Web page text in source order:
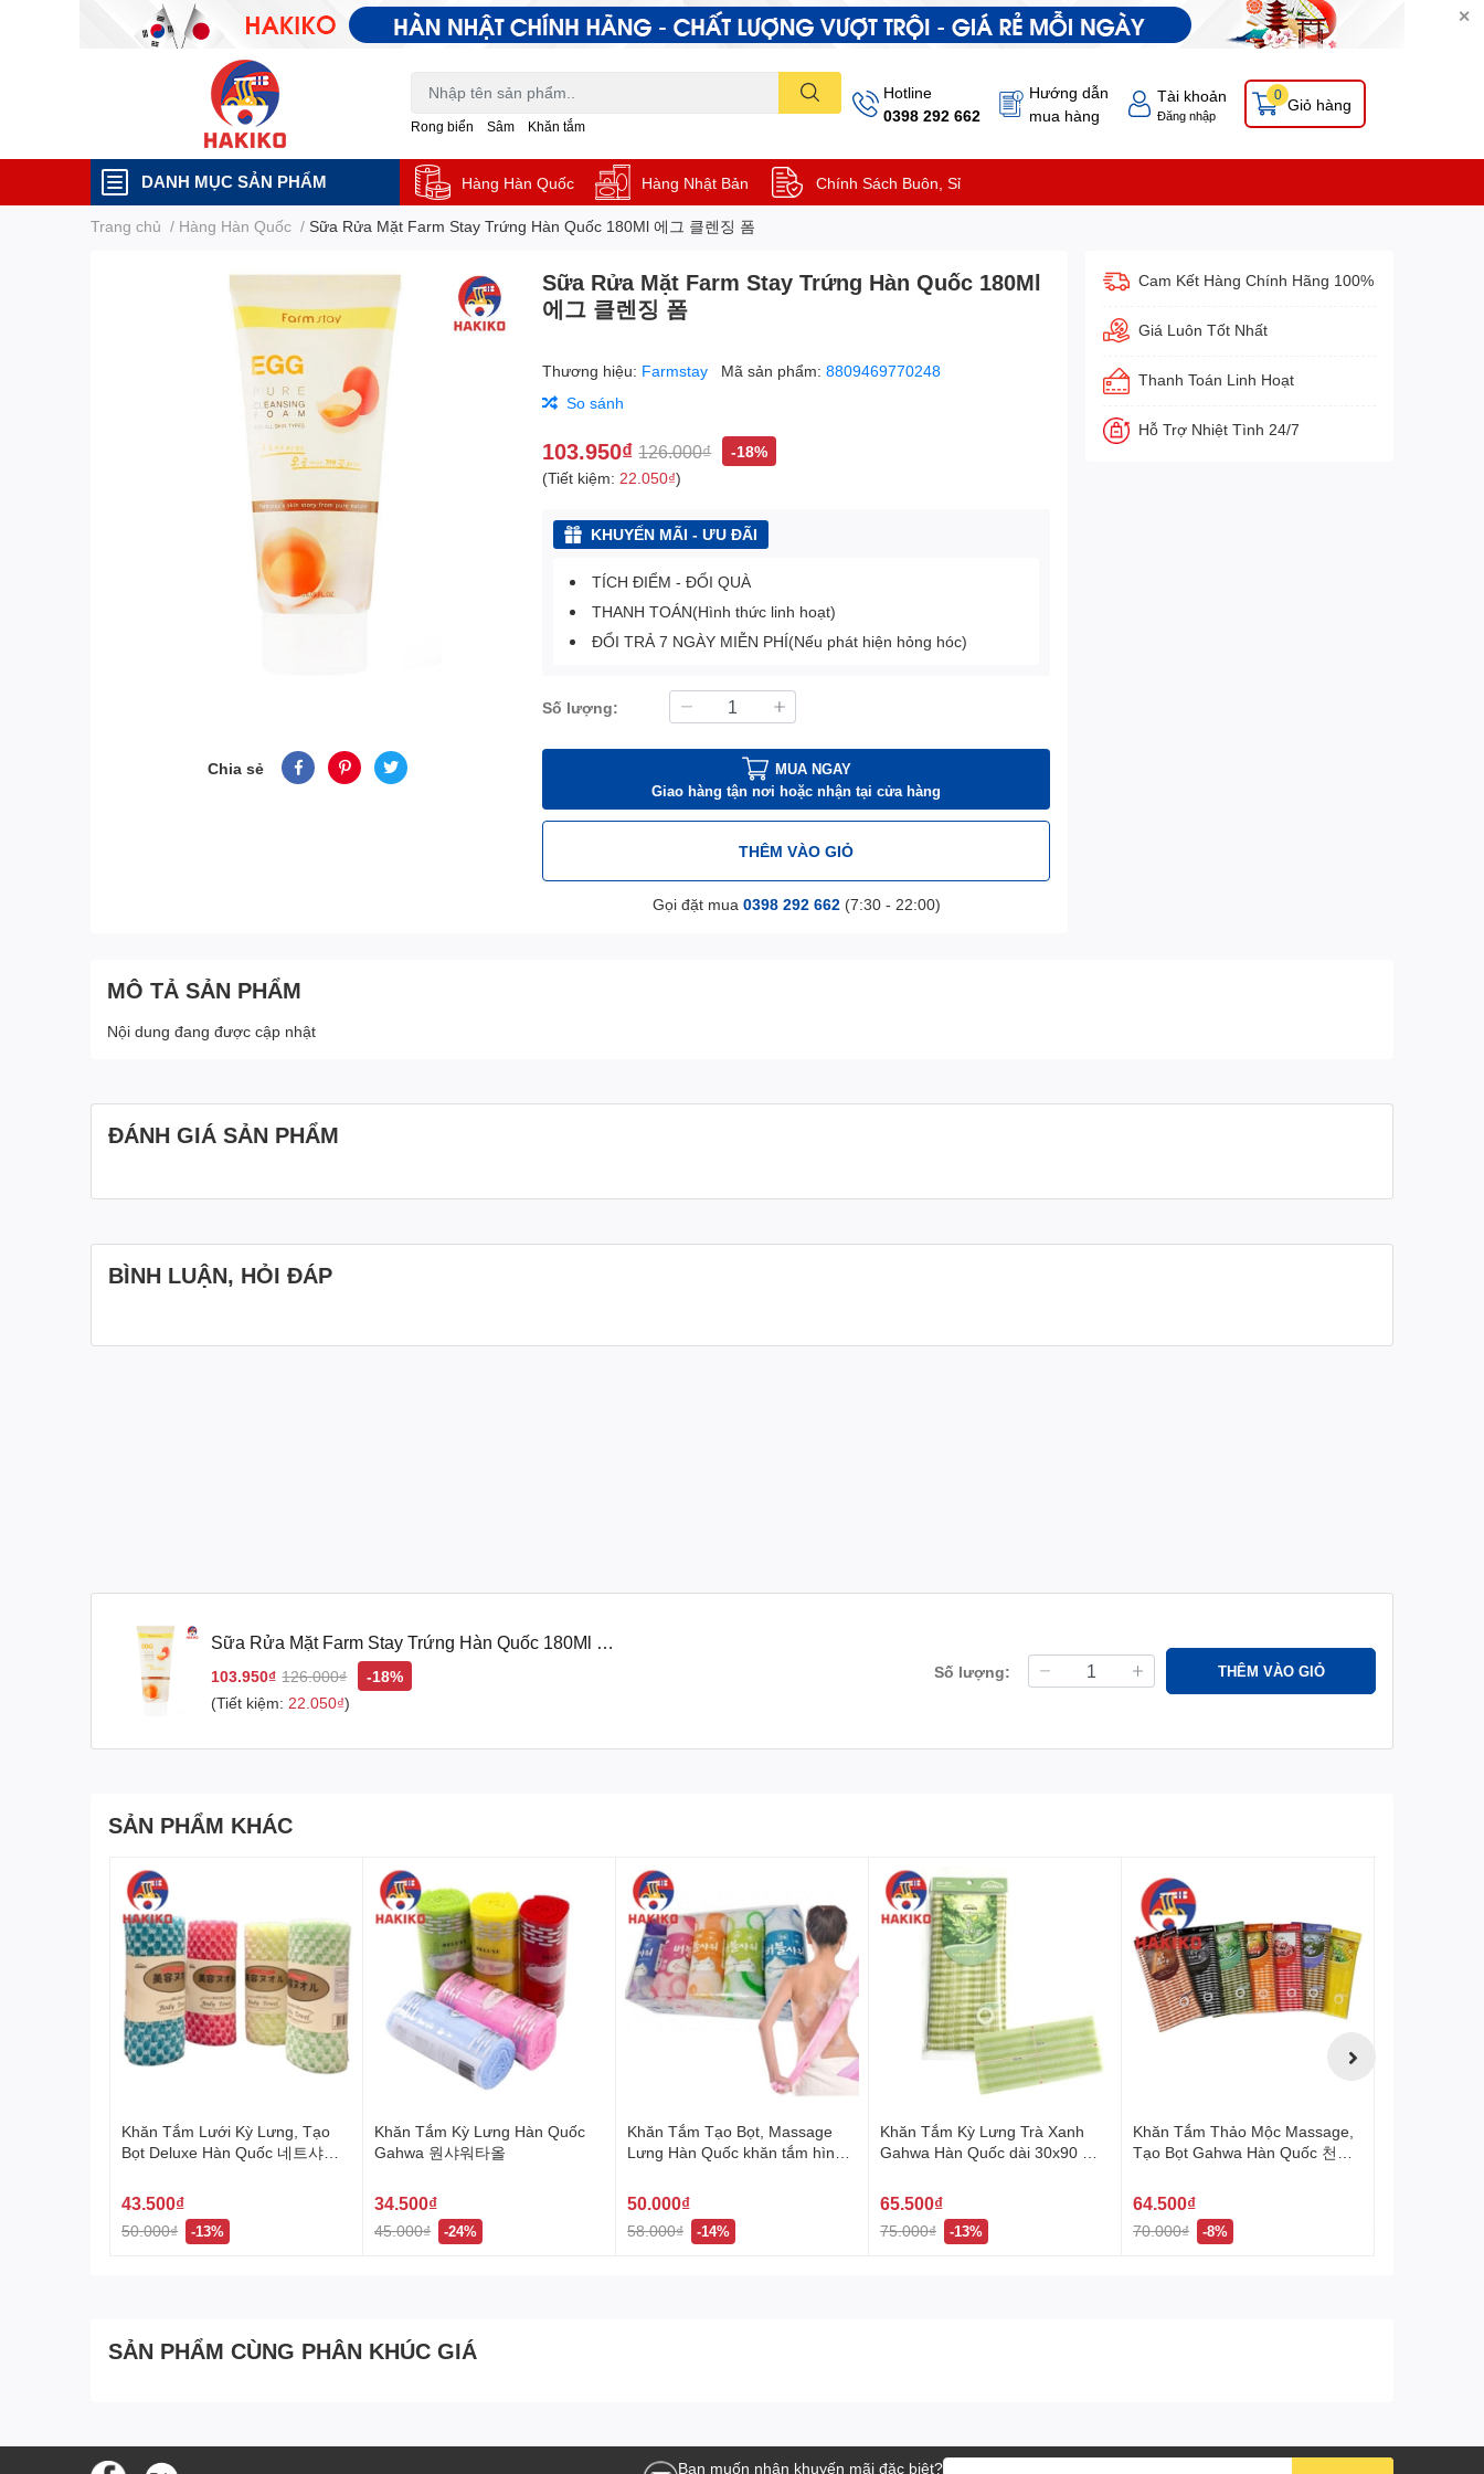
✕
Rong biển Sâm Khăn tắm
Hotline
0398 292 662
Hướng dẫn
mua hàng
Tài khoản
Đăng nhập
Giỏ hàng
0
DANH MỤC SẢN PHẨM Hàng Hàn Quốc Hàng Nhật Bản Chính Sách Buôn, Sỉ
Trang chủ / Hàng Hàn Quốc / Sữa Rửa Mặt Farm Stay Trứng Hàn Quốc 180Ml 에그 클렌징 폼
Chia sẻ
Sữa Rửa Mặt Farm Stay Trứng Hàn Quốc 180Ml
에그 클렌징 폼
Thương hiệu: Farmstay Mã sản phẩm:8809469770248
So sánh
103.950₫ 126.000₫
-18%
(Tiết kiệm: 22.050₫)
KHUYẾN MÃI - ƯU ĐÃI
TÍCH ĐIỂM - ĐỔI QUÀ
THANH TOÁN(Hình thức linh hoạt)
ĐỔI TRẢ 7 NGÀY MIỄN PHÍ(Nếu phát hiện hỏng hóc)
Số lượng:
MUA NGAY
Giao hàng tận nơi hoặc nhận tại cửa hàng
THÊM VÀO GIỎ
Gọi đặt mua 0398 292 662(7:30 - 22:00)
Cam Kết Hàng Chính Hãng 100%
Giá Luôn Tốt Nhất
Thanh Toán Linh Hoạt
Hỗ Trợ Nhiệt Tình 24/7
MÔ TẢ SẢN PHẨM
Nội dung đang được cập nhật
ĐÁNH GIÁ SẢN PHẨM
BÌNH LUẬN, HỎI ĐÁP
Sữa Rửa Mặt Farm Stay Trứng Hàn Quốc 180Ml 에
그 클렌징 폼
103.950₫ 126.000₫
-18%
(Tiết kiệm: 22.050₫)
Số lượng: THÊM VÀO GIỎ
SẢN PHẨM KHÁC
Khăn Tắm Lưới Kỳ Lưng, Tạo
Bọt Deluxe Hàn Quốc 네트샤워
43.500₫
50.000₫ -13%
Khăn Tắm Kỳ Lưng Hàn Quốc
Gahwa 원샤워타올
34.500₫
45.000₫ -24%
Khăn Tắm Tạo Bọt, Massage
Lưng Hàn Quốc khăn tắm hình
50.000₫
58.000₫ -14%
Khăn Tắm Kỳ Lưng Trà Xanh
Gahwa Hàn Quốc dài 30x90 녹
65.500₫
75.000₫ -13%
Khăn Tắm Thảo Mộc Massage,
Tạo Bọt Gahwa Hàn Quốc 천연
64.500₫
70.000₫ -8%
SẢN PHẨM CÙNG PHÂN KHÚC GIÁ
Bạn muốn nhận khuyến mãi đặc biệt?